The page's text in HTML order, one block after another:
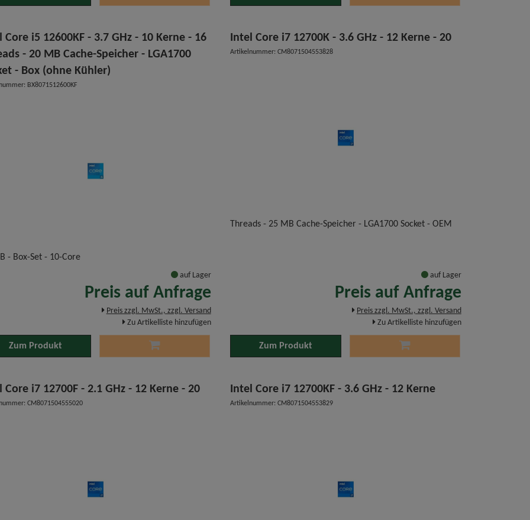
Core i5 12600KF - 3.7 GHz - 10 Kerne - 16
- 20 MB Cache-Speicher - LGA1700
- Box (ohne Kühler)
BX8071512600KF
- Box-Set - 10-Core
auf Lager
Preis auf Anfrage
Preis zzgl. MwSt., zzgl. Versand
Zu Artikelliste hinzufügen
Zum Produkt
Intel Core i7 12700K - 3.6 GHz - 12 Kerne - 20
Artikelnummer: CM8071504553828
Threads - 25 MB Cache-Speicher - LGA1700 Socket - OEM
auf Lager
Preis auf Anfrage
Preis zzgl. MwSt., zzgl. Versand
Zu Artikelliste hinzufügen
Zum Produkt
Core i7 12700F - 2.1 GHz - 12 Kerne - 20
CM8071504555020
Intel Core i7 12700KF - 3.6 GHz - 12 Kerne
Artikelnummer: CM8071504553829